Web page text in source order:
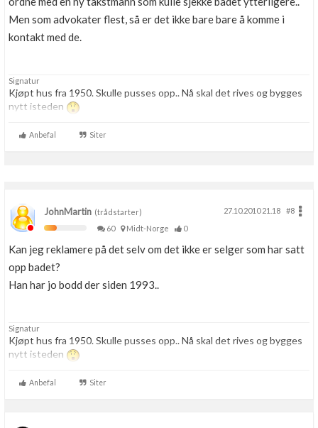
Men som advokater flest, så er det ikke bare bare å komme i
kontakt med de.
Signatur
Kjøpt hus fra 1950. Skulle pusses opp.. Nå skal det rives og bygges
nytt isteden
Anbefal Siter
JohnMartin (trådstarter) 27.10.2010 21.18
#8
60
Midt-Norge 0
Kan jeg reklamere på det selv om det ikke er selger som har satt
opp badet?
Han har jo bodd der siden 1993..
Signatur
Kjøpt hus fra 1950. Skulle pusses opp.. Nå skal det rives og bygges
nytt isteden
Anbefal Siter